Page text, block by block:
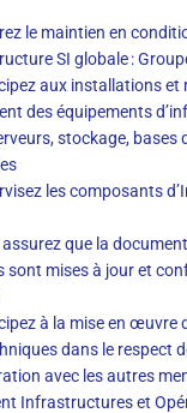
le maintien en
SI globale :
aux installations et
des équipements
stockage, bases
les composants
que la
sont mises à jour et
à la mise en œuvre
dans le respect
avec les autres
Infrastructures et